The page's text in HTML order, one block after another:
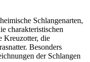
Schlangenarten,
charakteristischen
Kreuzotter,⁢ die
Besonders
der Schlangen